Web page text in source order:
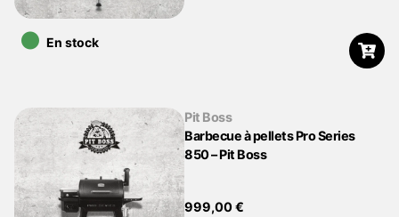
•En stock
Pit Boss
Barbecue à pellets Pro Series
850 – Pit Boss
999,00€